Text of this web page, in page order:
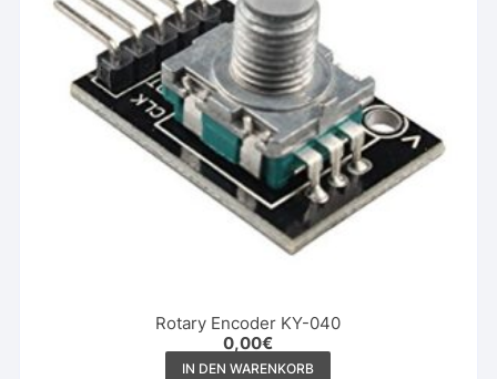
Rotary Encoder KY-040
0,00€
IN DEN WARENKORB